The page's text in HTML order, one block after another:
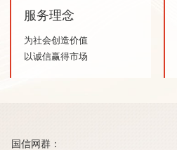
服务理念
为社会创造价值
以诚信赢得市场
国信网群：